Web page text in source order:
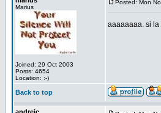
Marius
Joined: 29 Oct 2003
Posts: 4654
Location: :-)
Posted: Mon
aaaaaaaa. si la
Back to top